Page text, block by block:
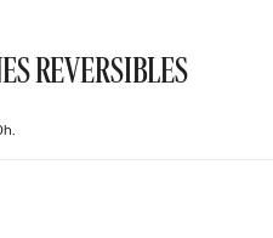
REVERSIBLES